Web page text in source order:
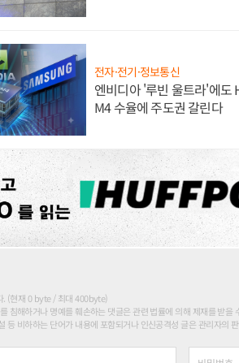
전자·전기·정보통신
엔비디아 '루빈 울트라'에도
M4 수율에 주도권 갈린다
. (현재 0 byte / 최대 400byte)
침해하거나 명예를 훼손하는 댓글은 관련 법률에 의해 제재를 받을
등 비하하는 단어가 내용에 포함되거나 인신공격성 글은 관리자의